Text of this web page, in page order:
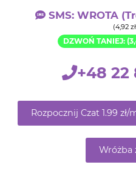
SMS: WROTA
(4,92
DZWOŃ TANIEJ:
+48 22
Rozpocznij Czat 1.99 zł/
Wróżba